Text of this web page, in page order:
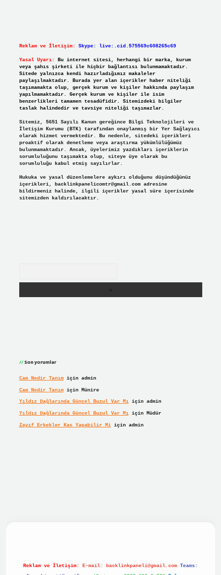
Reklam ve İletişim: Skype: live:.cid.575569c608265c69
Yasal Uyarı:
Bu internet sitesi, herhangi bir marka, kurum
veya şahıs şirketi ile hiçbir bağlantısı bulunmamaktadır.
Sitede yalnızca kendi hazırladığımız makaleler
paylaşılmaktadır. Burada yer alan içerikler haber niteliği
taşımamakta olup, gerçek kurum ve kişiler hakkında paylaşım
yapılmamaktadır. Gerçek kurum ve kişiler ile isim
benzerlikleri tamamen tesadüfidir. Sitemizdeki bilgiler
taslak halindedir ve tavsiye niteliği taşımazlar.
Sitemiz, 5651 Sayılı Kanun gereğince Bilgi Teknolojileri ve
İletişim Kurumu (BTK) tarafından onaylanmış bir Yer Sağlayıcı
olarak hizmet vermektedir. Bu nedenle, sitedeki içerikleri
proaktif olarak denetleme veya araştırma yükümlülüğümüz
bulunmamaktadır. Ancak, üyelerimiz yazdıkları içeriklerin
sorumluluğunu taşımakta olup, siteye üye olarak bu
sorumluluğu kabul etmiş sayılırlar.
Hukuka ve yasal düzenlemelere aykırı olduğunu düşündüğünüz
içerikleri, backlinkpanelicomtr@gmail.comadresine
bildirmeniz halinde, ilgili içerikler yasal süre içerisinde
sitemizden kaldırılacaktır.
Son yorumlar
Cam Nedir Tanımiçin admin
Cam Nedir Tanımiçin Münire
Yıldız Dağlarında Güncel Buzul Var Mıiçin admin
Yıldız Dağlarında Güncel Buzul Var Mıiçin Müdür
Zayıf Erkekler Kas Yapabilir Miiçin admin
Reklam ve İletişim: E-mail: backlinkpaneli@gmail.com Teams: